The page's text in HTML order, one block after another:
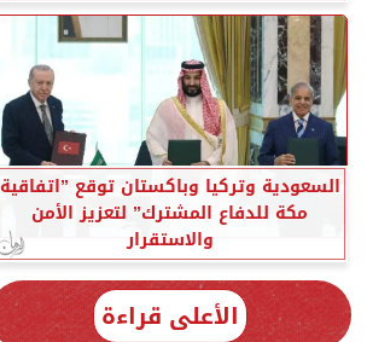
السعودية وتركيا وباكستان توقع ”اتفاقية
مكة للدفاع المشترك” لتعزيز الأمن
والاستقرار
الأعلى قراءة